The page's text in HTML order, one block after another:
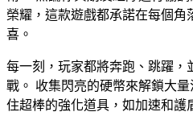
榮耀，這款遊戲都承諾在每個
喜。
每一刻，玩家都將奔跑、跳躍，
戰。 收集閃亮的硬幣來解鎖大
住超棒的強化道具，如加速和護